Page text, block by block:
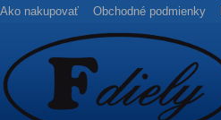
Ako nakupovať Obchodné podmienky